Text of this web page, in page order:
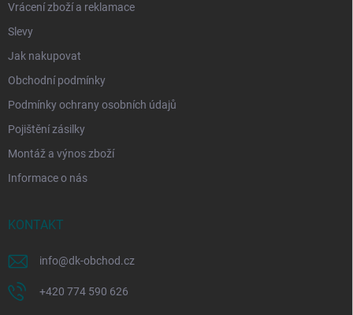
Vrácení zboží a reklamace
Slevy
Jak nakupovat
Obchodní podmínky
Podmínky ochrany osobních údajů
Pojištění zásilky
Montáž a výnos zboží
Informace o nás
KONTAKT
info@dk-obchod.cz
+420 774 590 626